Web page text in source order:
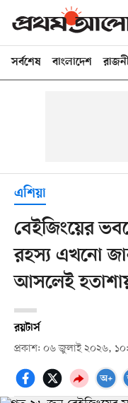
সর্বশেষ বাংলাদেশ
এশিয়া
বেইজিংয়ের
রহস্য এখনো
আসলেই
রয়টার্স
প্রকাশ: ০৬ জুলাই ২০২৬,